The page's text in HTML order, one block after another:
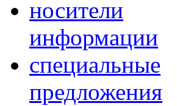
носители
информации
специальные
предложения